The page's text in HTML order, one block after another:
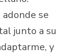
se
junto a su
y